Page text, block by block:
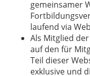
gemeinsamer
laufend via
Als Mitglied
auf den für
Teil dieser
exklusive und